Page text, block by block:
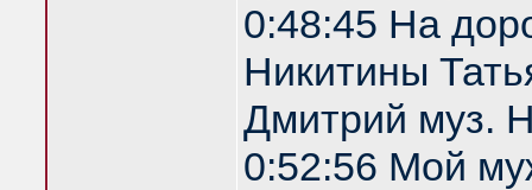
0:48:45 На
Никитины
Дмитрий муз.
0:52:56 Мой